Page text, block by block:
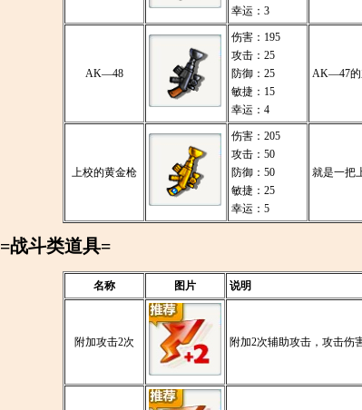
幸运：3
AK—48
伤害：195
攻击：25
防御：25
敏捷：15
幸运：4
AK—47的
上校的黄金枪
伤害：205
攻击：50
防御：50
敏捷：25
幸运：5
就是一把
=战斗类道具=
名称 图片 说明
附加攻击2次 附加2次辅助攻击，攻击伤